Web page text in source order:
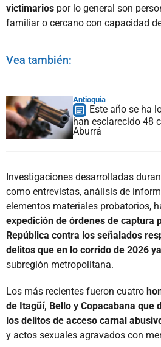
victimarios por lo general son
familiar o cercano con capacidad
Vea también:
Antioquia
Este año se ha
han esclarecido 48
Aburrá
Investigaciones desarrolladas
como entrevistas, análisis de
elementos materiales probatorios,
expedición de órdenes de captura
República contra los señalados
delitos que en lo corrido de 2026
subregión metropolitana.
Los más recientes fueron cuatro
de Itagüí, Bello y Copacabana que
los delitos de acceso carnal
y actos sexuales agravados con